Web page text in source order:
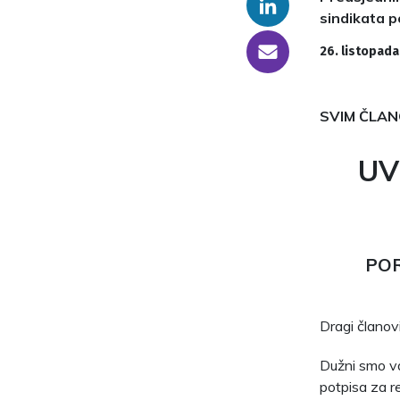
Linkedin
someone@yoursite.com
sindikata
26. listopada
SVIM
Dragi
Dužni smo
potpisa za